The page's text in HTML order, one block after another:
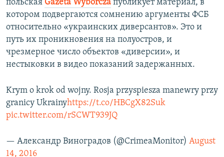
польская Gazeta Wyborcza публикует материал, в
котором подвергаются сомнению аргументы ФСБ
относительно «украинских диверсантов». Это и
путь их проникновения на полуостров, и
чрезмерное число объектов «диверсии», и
нестыковки в видео показаний задержанных.
Krym o krok od wojny. Rosja przyspiesza manewry przy
granicy Ukrainyhttps://t.co/HBCgX82Suk
pic.twitter.com/rSCWT939JQ
— Александр Виноградов (@CrimeaMonitor) August
14, 2016